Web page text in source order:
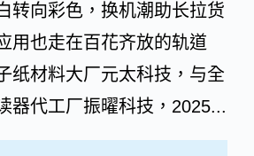
转向彩色，换机潮助长拉货
用也走在百花齐放的轨道
纸材料大厂元太科技，与全
器代工厂振曜科技，2025...